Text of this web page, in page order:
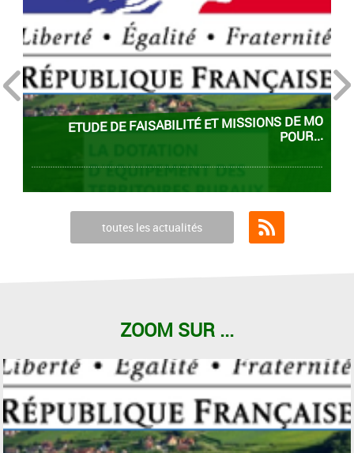
ETUDE DE FAISABILITÉ ET MISSIONS DE MO
POUR...
prev
next
toutes les actualités
ZOOM SUR ...